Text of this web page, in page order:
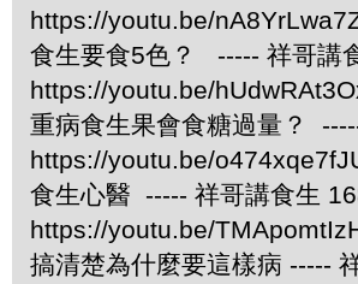
https://youtu.be/
食生要食5色？ ----- 祥哥講
https://youtu.be/
重病食生果會食糖過量？
https://youtu.be/
食生心醫 ----- 祥哥講食生
https://youtu.be/
搞清楚為什麼要這樣病 -----